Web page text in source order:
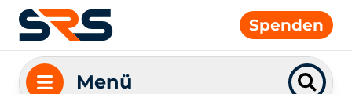
Spenden
Menü